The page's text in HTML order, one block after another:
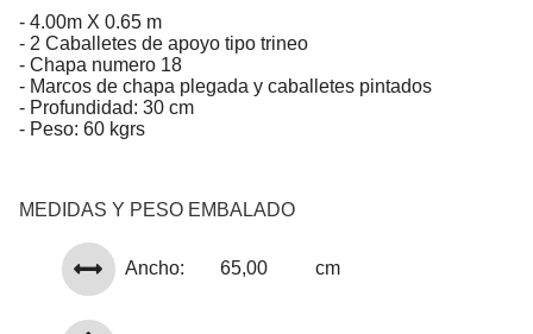
- 4.00m X 0.65 m
- 2 Caballetes de apoyo tipo trineo
- Chapa numero 18
- Marcos de chapa plegada y caballetes pintados
- Profundidad: 30 cm
- Peso: 60 kgrs
MEDIDAS Y PESO EMBALADO
Ancho: 65,00 cm